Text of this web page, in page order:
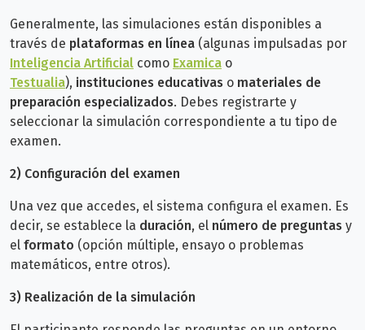
Generalmente, las simulaciones están disponibles a
través de plataformas en línea (algunas impulsadas por
Inteligencia Artificial como Examica o
Testualia), instituciones educativas o materiales de
preparación especializados. Debes registrarte y
seleccionar la simulación correspondiente a tu tipo de
examen.
2) Configuración del examen
Una vez que accedes, el sistema configura el examen. Es
decir, se establece la duración, el número de preguntas y
el formato (opción múltiple, ensayo o problemas
matemáticos, entre otros).
3) Realización de la simulación